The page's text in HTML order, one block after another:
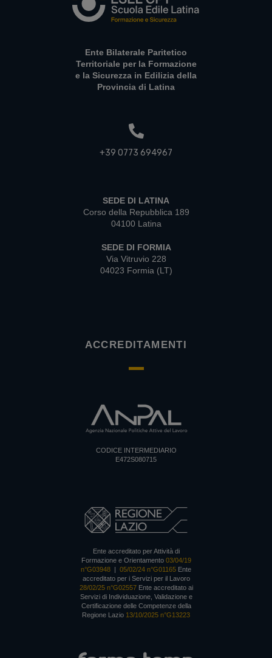
Ente Bilaterale Paritetico
Territoriale per la Formazione
e la Sicurezza in Edilizia della
Provincia di Latina
+39 0773 694967
SEDE DI LATINA
Corso della Repubblica 189
04100 Latina
SEDE DI FORMIA
Via Vitruvio 228
04023 Formia (LT)
ACCREDITAMENTI
CODICE INTERMEDIARIO
E472S080715
Ente accreditato per Attività di
Formazione e Orientamento 03/04/19
n°G03948 | 05/02/24 n°G01165 Ente
accreditato per i Servizi per il Lavoro
28/02/25 n°G02557Ente accreditato ai
Servizi di Individuazione, Validazione e
Certificazione delle Competenze della
Regione Lazio 13/10/2025 n°G13223